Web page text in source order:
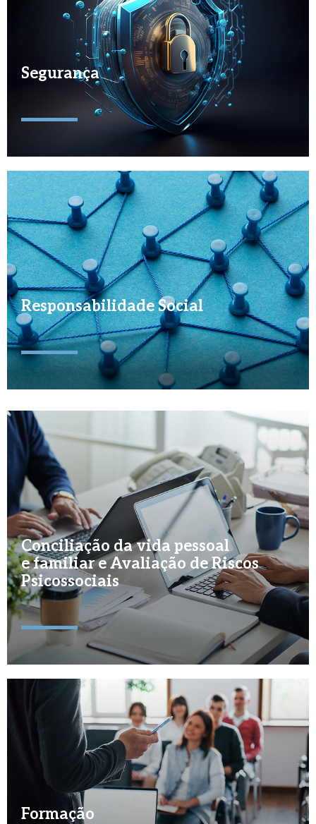
Segurança
Responsabilidade Social
Conciliação da vida pessoal
e familiar e Avaliação de Riscos
Psicossociais
Formação